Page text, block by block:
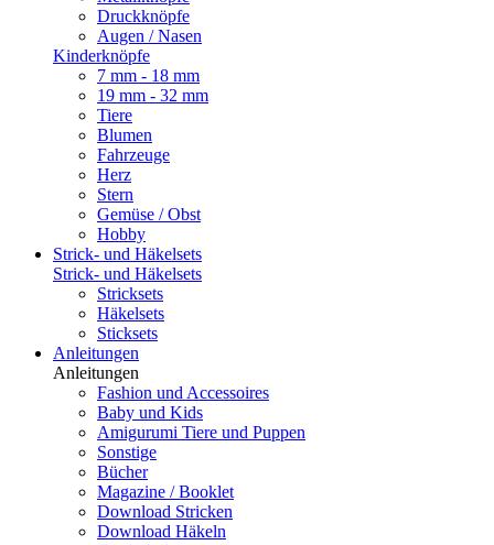
Druckknöpfe
Augen / Nasen
Kinderknöpfe
7 mm - 18 mm
19 mm - 32 mm
Tiere
Blumen
Fahrzeuge
Herz
Stern
Gemüse / Obst
Hobby
Strick- und Häkelsets
Strick- und Häkelsets
Stricksets
Häkelsets
Sticksets
Anleitungen
Anleitungen
Fashion und Accessoires
Baby und Kids
Amigurumi Tiere und Puppen
Sonstige
Bücher
Magazine / Booklet
Download Stricken
Download Häkeln